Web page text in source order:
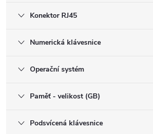
Konektor RJ45
Numerická klávesnice
Operační systém
Paměť - velikost (GB)
Podsvícená klávesnice